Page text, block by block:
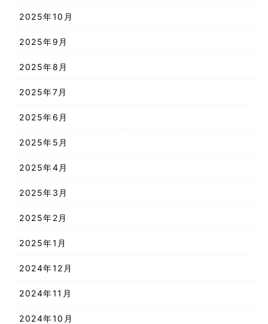
2025年10月
2025年9月
2025年8月
2025年7月
2025年6月
2025年5月
2025年4月
2025年3月
2025年2月
2025年1月
2024年12月
2024年11月
2024年10月